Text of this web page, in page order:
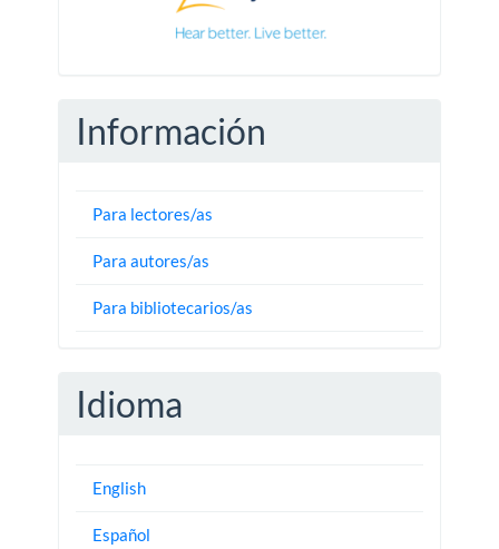
Información
Para lectores/as
Para autores/as
Para bibliotecarios/as
Idioma
English
Español